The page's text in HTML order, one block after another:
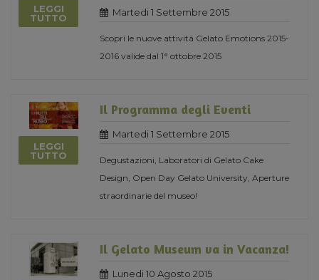
LEGGI
TUTTO
Martedi 1 Settembre 2015
Scopri le nuove attività Gelato Emotions 2015-
2016 valide dal 1° ottobre 2015
LEGGI
TUTTO
Il Programma degli Eventi
Martedi 1 Settembre 2015
Degustazioni, Laboratori di Gelato Cake
Design, Open Day Gelato University, Aperture
straordinarie del museo!
Il Gelato Museum va in Vacanza!
Lunedi 10 Agosto 2015